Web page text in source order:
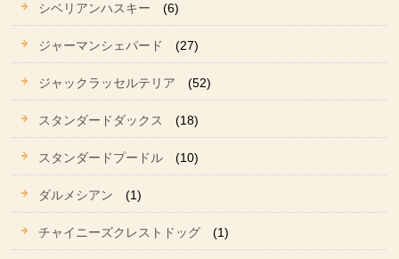
シベリアンハスキー (6)
ジャーマンシェパード (27)
ジャックラッセルテリア (52)
スタンダードダックス (18)
スタンダードプードル (10)
ダルメシアン (1)
チャイニーズクレストドッグ (1)